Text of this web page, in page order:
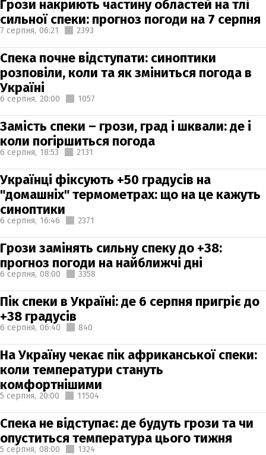
Грози накриють частину областей на тлі
сильної спеки: прогноз погоди на 7 серпня
7 серпня, 06:21 2393
Спека почне відступати: синоптики
розповіли, коли та як зміниться погода в
Україні
6 серпня, 20:00 1057
Замість спеки – грози, град і шквали: де і
коли погіршиться погода
6 серпня, 18:53 2131
Українці фіксують +50 градусів на
"домашніх" термометрах: що на це кажуть
синоптики
6 серпня, 16:46 2371
Грози замінять сильну спеку до +38:
прогноз погоди на найближчі дні
6 серпня, 08:00 3358
Пік спеки в Україні: де 6 серпня пригріє до
+38 градусів
6 серпня, 06:40 840
На Україну чекає пік африканської спеки:
коли температури стануть
комфортнішими
5 серпня, 20:00 11504
Спека не відступає: де будуть грози та чи
опуститься температура цього тижня
5 серпня, 08:00 1324